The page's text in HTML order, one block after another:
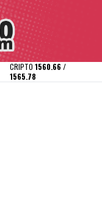
CRIPTO 1560.66 /
1565.78